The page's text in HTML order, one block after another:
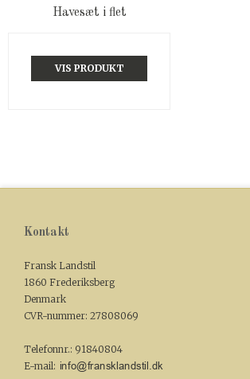
Havesæt i flet
VIS PRODUKT
Kontakt
Fransk Landstil
1860 Frederiksberg
Denmark
CVR-nummer: 27808069
Telefonnr.: 91840804
E-mail :